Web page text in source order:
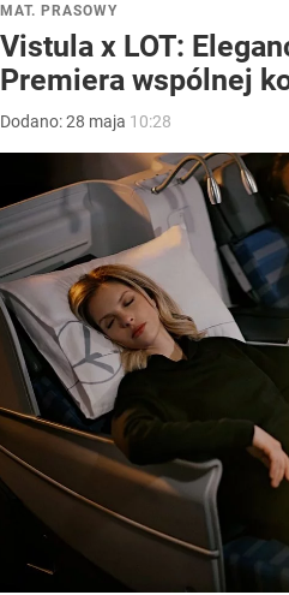
MAT. PRASOWY
Vistula x LOT:
Premiera wspólnej
Dodano:28 maja 10:28